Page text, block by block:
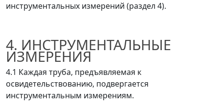
инструментальных измерений (раздел 4).
4. ИНСТРУМЕНТАЛЬНЫЕ
ИЗМЕРЕНИЯ
4.1 Каждая труба, предъявляемая к
освидетельствованию, подвергается
инструментальным измерениям.